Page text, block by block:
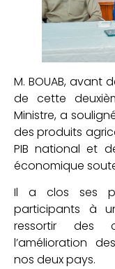
M. BOUAB, avant
de cette
Ministre, a
des produits
PIB national et
économique
Il a clos ses
participants à
ressortir des
l’amélioration
nos deux pays.